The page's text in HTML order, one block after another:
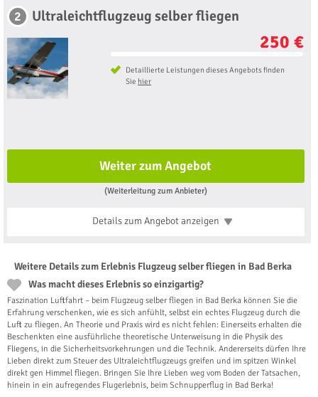
2 Ultraleichtflugzeug selber fliegen
250 €
Detaillierte Leistungen dieses Angebots finden
Sie hier
Weiter zum Angebot
(Weiterleitung zum Anbieter)
Details zum Angebotanzeigen
Weitere Details zum Erlebnis Flugzeug selber fliegen in Bad Berka
Was macht dieses Erlebnis so einzigartig?
Faszination Luftfahrt – beim Flugzeug selber fliegen in Bad Berka können Sie die
Erfahrung verschenken, wie es sich anfühlt, selbst ein echtes Flugzeug durch die
Luft zu fliegen. An Theorie und Praxis wird es nicht fehlen: Einerseits erhalten die
Beschenkten eine ausführliche theoretische Unterweisung in die Physik des
Fliegens, in die Sicherheitsvorkehrungen und die Technik. Andererseits dürfen Ihre
Lieben direkt zum Steuer des Ultraleichtflugzeugs greifen und im spitzen Winkel
direkt gen Himmel fliegen. Bringen Sie Ihre Lieben weg vom Boden der Tatsachen,
hinein in ein aufregendes Flugerlebnis, beim Schnupperflug in Bad Berka!